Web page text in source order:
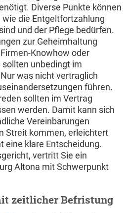
Diverse Punkte können
die Entgeltfortzahlung
und der Pflege bedürfen.
zur Geheimhaltung
Knowhow oder
unbedingt im
was nicht vertraglich
führen.
sollten im Vertrag
werden. Damit kann sich
Vereinbarungen
Streit kommen, erleichtert
eine klare Entscheidung.
vertritt Sie ein
Altona mit Schwerpunkt
zeitlicher Befristung